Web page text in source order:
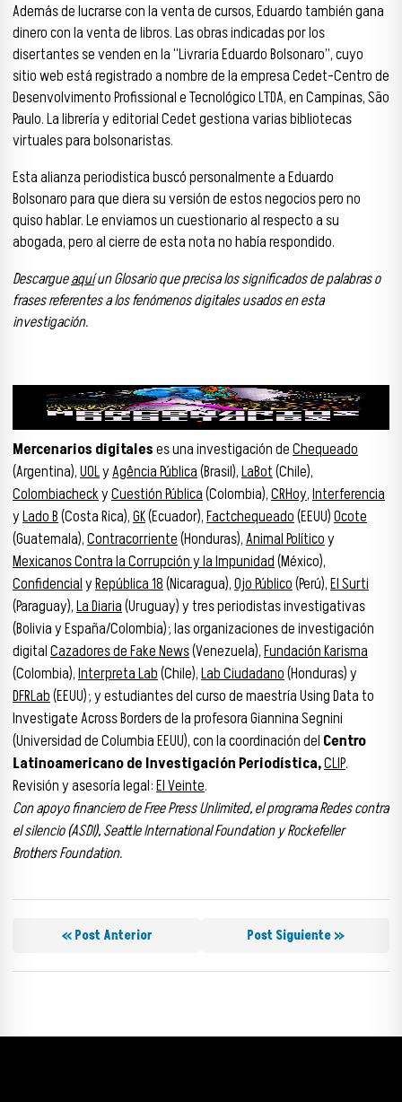
Además de lucrarse con la venta de cursos, Eduardo también gana
dinero con la venta de libros. Las obras indicadas por los
disertantes se venden en la “Livraria Eduardo Bolsonaro”, cuyo
sitio web está registrado a nombre de la empresa Cedet-Centro de
Desenvolvimento Profissional e Tecnológico LTDA, en Campinas, São
Paulo. La librería y editorial Cedet gestiona varias bibliotecas
virtuales para bolsonaristas.
Esta alianza periodistica buscó personalmente a Eduardo
Bolsonaro para que diera su versión de estos negocios pero no
quiso hablar. Le enviamos un cuestionario al respecto a su
abogada, pero al cierre de esta nota no había respondido.
Descargueaquíun Glosario que precisa los significados de palabras o
frases referentes a los fenómenos digitales usados en esta
investigación.
Mercenarios digitaleses una investigación deChequeado
(Argentina),UOLyAgência Pública(Brasil),LaBot(Chile),
ColombiacheckyCuestión Pública(Colombia),CRHoy,Interferencia
yLado B(Costa Rica),GK(Ecuador),Factchequeado(EEUU)Ocote
(Guatemala),Contracorriente(Honduras),Animal Políticoy
Mexicanos Contra la Corrupción y la Impunidad(México),
ConfidencialyRepública 18(Nicaragua),Ojo Público(Perú),El Surti
(Paraguay),La Diaria(Uruguay) y tres periodistas investigativas
(Bolivia y España/Colombia); las organizaciones de investigación
digitalCazadores de Fake News(Venezuela),Fundación Karisma
(Colombia),Interpreta Lab(Chile),Lab Ciudadano(Honduras) y
DFRLab(EEUU); y estudiantes del curso de maestría Using Data to
Investigate Across Borders de la profesora Giannina Segnini
(Universidad de Columbia EEUU), con la coordinación del Centro
Latinoamericano de Investigación Periodística,CLIP.
Revisión y asesoría legal:El Veinte.
Con apoyo financiero de Free Press Unlimited, el programa Redes contra
el silencio (ASDI), Seattle International Foundation y Rockefeller
Brothers Foundation.
« Post Anterior Post Siguiente »